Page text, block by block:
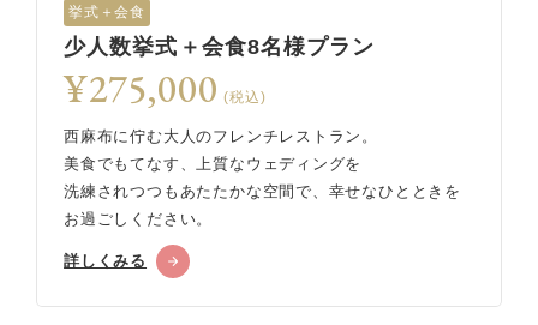
挙式＋会食
少人数挙式＋会食8名様プラン
¥275,000 (税込)
西麻布に佇む大人のフレンチレストラン。
美食でもてなす、上質なウェディングを
洗練されつつもあたたかな空間で、幸せなひとときを
お過ごしください。
詳しくみる